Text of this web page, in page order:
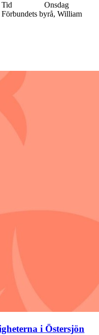
2026 Tid Onsdag
byrå, William
i Östersjön